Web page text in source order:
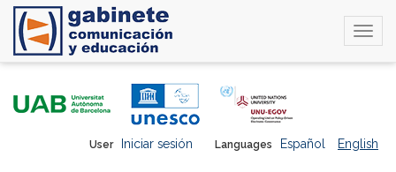
Languages Español English
User Iniciar sesión